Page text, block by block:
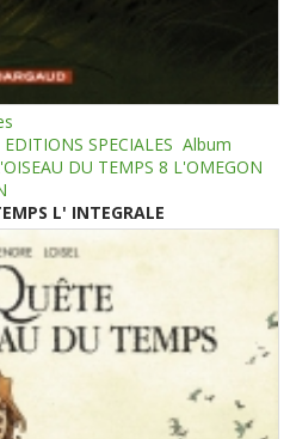
SPECIALES Album
DU TEMPS 8 L'OMEGON
L' INTEGRALE